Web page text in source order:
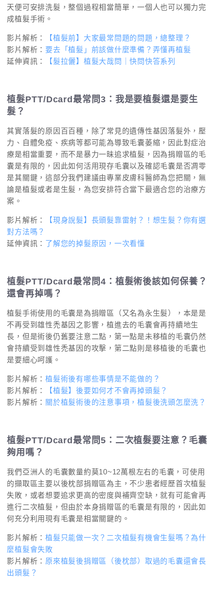
天便可安排洗髮，整個過程相當簡單，一個人也可以獨力完
成植髮手術。
影片解析：
【植髮前】大家最常問題的問題，總整理？
影片解析：要去「植髮」前該做什麼準備？弄懂再植髮
延伸資訊：
【髮拉儷】植髮大哉問｜快問快答系列
植髮PTT/Dcard最常問3：我是要植髮還是要生
髮？
其實落髮的原因百百種，除了常見的遺傳性基因落髮外，壓
力、自體免疫、疾病等都可能為導致毛囊萎縮，因此對症治
療是相當重要，而不是暴力一昧追求植髮，因為捐贈區的毛
囊是有限的，因此如何活用現存毛囊以及確認毛囊是否凋零
是其關鍵，這部分我們建議由專業皮膚科醫師為您把關，無
論是植髮或者是生髮，為您安排符合當下最適合您的治療方
案。
影片解析：
【現身說髮】長頭髮靠雷射？！想生髮？你有選
對方法嗎？
延伸資訊： 了解您的掉髮原因，一次看懂
植髮PTT/Dcard最常問4：植髮術後該如何保養？
還會再掉嗎？
植髮手術使用的毛囊是為捐贈區（又名為永生髮），本是是
不再受到雄性禿基因之影響，植進去的毛囊會再持續地生
長，但是術後仍舊要注意二點，第一點是未移植的毛囊仍然
會持續受到雄性禿基因的攻擊，第二點則是移植後的毛囊也
是要細心呵護。
影片解析：植髮術後有哪些事情是不能做的？
影片解析：
【植髮】後要如何才不會再掉頭髮？
影片解析： 關於植髮術後的注意事項，植髮後洗頭怎麼洗？
植髮PTT/Dcard最常問5：二次植髮要注意？毛囊
夠用嗎？
我們亞洲人的毛囊數量約莫10~12萬根左右的毛囊，可使用
的擷取區主要以後枕部捐贈區為主，不少患者經歷首次植髮
失敗，或者想要追求更高的密度與補齊空缺，就有可能會再
進行二次植髮，但由於本身捐贈區的毛囊是有限的，因此如
何充分利用現有毛囊是相當關鍵的。
影片解析：植髮只能做一次？二次植髮有機會生髮嗎？為什
麼植髮會失敗
影片解析： 原來植髮後捐贈區（後枕部）取過的毛囊還會長
出頭髮？